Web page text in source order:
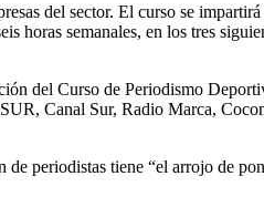
del sector. El curso se
horas semanales, en los tres
del Curso de Periodismo
Canal Sur, Radio Marca,
periodistas tiene “el arrojo de